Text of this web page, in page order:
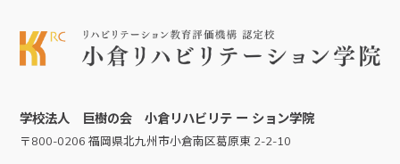
学校法人 巨樹の会 小倉リハビリテ ー ション学院
〒800-0206 福岡県北九州市小倉南区葛原東 2-2-10